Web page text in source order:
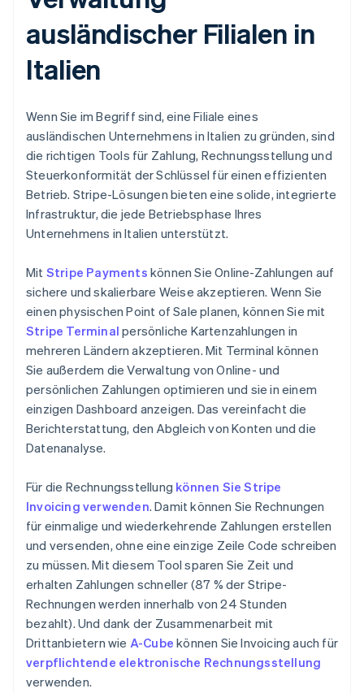
ausländischer Filialen in
Italien
Wenn Sie im Begriff sind, eine Filiale eines
ausländischen Unternehmens in Italien zu gründen, sind
die richtigen Tools für Zahlung, Rechnungsstellung und
Steuerkonformität der Schlüssel für einen effizienten
Betrieb. Stripe-Lösungen bieten eine solide, integrierte
Infrastruktur, die jede Betriebsphase Ihres
Unternehmens in Italien unterstützt.
Mit Stripe Payments können Sie Online-Zahlungen auf
sichere und skalierbare Weise akzeptieren. Wenn Sie
einen physischen Point of Sale planen, können Sie mit
Stripe Terminal persönliche Kartenzahlungen in
mehreren Ländern akzeptieren. Mit Terminal können
Sie außerdem die Verwaltung von Online- und
persönlichen Zahlungen optimieren und sie in einem
einzigen Dashboard anzeigen. Das vereinfacht die
Berichterstattung, den Abgleich von Konten und die
Datenanalyse.
Für die Rechnungsstellung können Sie Stripe
Invoicing verwenden. Damit können Sie Rechnungen
für einmalige und wiederkehrende Zahlungen erstellen
und versenden, ohne eine einzige Zeile Code schreiben
zu müssen. Mit diesem Tool sparen Sie Zeit und
erhalten Zahlungen schneller (87 % der Stripe-
Rechnungen werden innerhalb von 24 Stunden
bezahlt). Und dank der Zusammenarbeit mit
Drittanbietern wie A-Cube können Sie Invoicing auch für
verpflichtende elektronische Rechnungsstellung
verwenden.